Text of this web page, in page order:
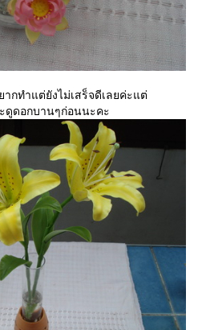
กทำแต่ยังไม่เสร็จดีเลยค่ะแต่
ดูดอกบานๆก่อนนะคะ